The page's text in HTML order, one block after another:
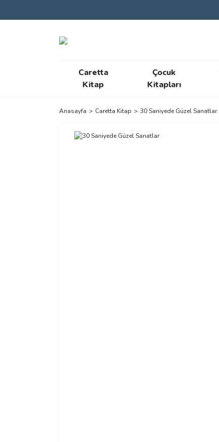
Caretta
Kitap
Çocuk
Kitapları
Anasayfa Caretta Kitap 30 Saniyede Güzel Sanatlar